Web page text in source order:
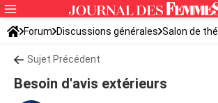
Forum Discussions générales Salon de thé
Sujet Précédent
Besoin d'avis extérieurs